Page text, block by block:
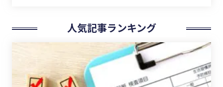
人気記事ランキング